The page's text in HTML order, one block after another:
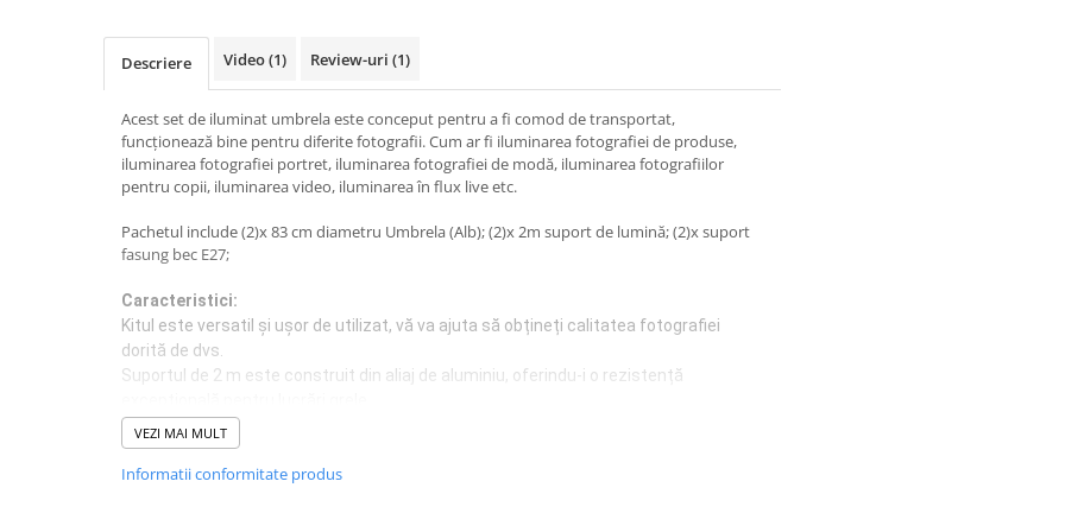
Descriere Video(1) Review-uri (1)
Acest set de iluminat umbrela este conceput pentru a fi comod de transportat,
funcționează bine pentru diferite fotografii. Cum ar fi iluminarea fotografiei de produse,
iluminarea fotografiei portret, iluminarea fotografiei de modă, iluminarea fotografiilor
pentru copii, iluminarea video, iluminarea în flux live etc.
Pachetul include (2)x 83 cm diametru Umbrela (Alb); (2)x 2m suport de lumină; (2)x suport
fasung bec E27;
Caracteristici:
Kitul este versatil și ușor de utilizat, vă va ajuta să obțineți calitatea fotografiei
dorită de dvs.
Suportul de 2 m este construit din aliaj de aluminiu, oferindu-i o rezistență
Specificații:
Umbrela
VEZI MAI MULT
Informatii conformitate produs